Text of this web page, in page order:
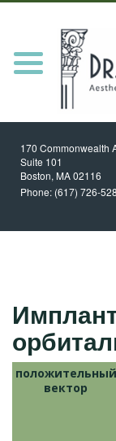
MEET DR. Y
PROCEDURES
NEWS/UPDATES
PATIENT RESOURCES
Toggle
navigation
170 Commonwealth
Suite 101
Boston, MA02116
Phone: (617) 726-
положительный
вектор